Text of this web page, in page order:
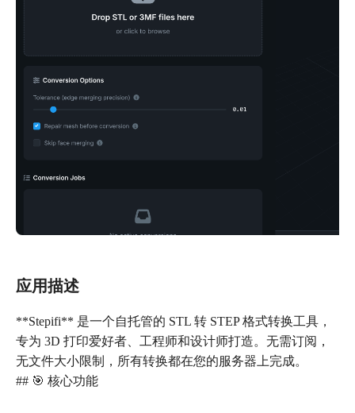
应用描述
**Stepifi** 是一个自托管的 STL 转 STEP 格式转换工具，
专为 3D 打印爱好者、工程师和设计师打造。无需订阅，
无文件大小限制，所有转换都在您的服务器上完成。
## 🎯 核心功能